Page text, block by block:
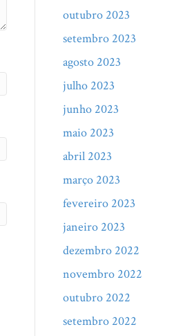
outubro 2023
setembro 2023
agosto 2023
julho 2023
junho 2023
maio 2023
abril 2023
março 2023
fevereiro 2023
janeiro 2023
dezembro 2022
novembro 2022
outubro 2022
setembro 2022